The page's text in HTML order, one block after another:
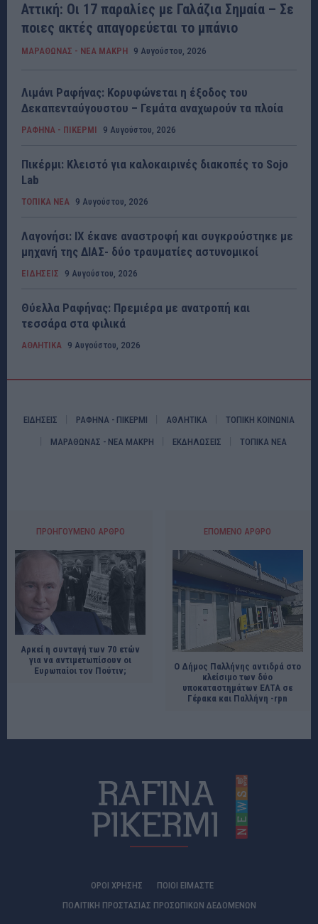
Αττική: Οι 17 παραλίες με Γαλάζια Σημαία – Σε
ποιες ακτές απαγορεύεται το μπάνιο
ΜΑΡΑΘΩΝΑΣ - ΝΕΑ ΜΑΚΡΗ 9 Αυγούστου, 2026
Λιμάνι Ραφήνας: Κορυφώνεται η έξοδος του
Δεκαπενταύγουστου – Γεμάτα αναχωρούν τα πλοία
ΡΑΦΗΝΑ - ΠΙΚΕΡΜΙ 9 Αυγούστου, 2026
Πικέρμι: Κλειστό για καλοκαιρινές διακοπές το Sojo
Lab
ΤΟΠΙΚΑ ΝΕΑ 9 Αυγούστου, 2026
Λαγονήσι: ΙΧ έκανε αναστροφή και συγκρούστηκε με
μηχανή της ΔΙΑΣ- δύο τραυματίες αστυνομικοί
ΕΙΔΗΣΕΙΣ 9 Αυγούστου, 2026
Θύελλα Ραφήνας: Πρεμιέρα με ανατροπή και
τεσσάρα στα φιλικά
ΑΘΛΗΤΙΚΑ 9 Αυγούστου, 2026
ΕΙΔΗΣΕΙΣ ΡΑΦΗΝΑ - ΠΙΚΕΡΜΙ ΑΘΛΗΤΙΚΑ ΤΟΠΙΚΗ ΚΟΙΝΩΝΙΑ
ΜΑΡΑΘΩΝΑΣ - ΝΕΑ ΜΑΚΡΗ ΕΚΔΗΛΩΣΕΙΣ ΤΟΠΙΚΑ ΝΕΑ
ΠΡΟΗΓΟΎΜΕΝΟ ΆΡΘΡΟ
Αρκεί η συνταγή των 70 ετών
για να αντιμετωπίσουν οι
Ευρωπαίοι τον Πούτιν;
ΕΠΌΜΕΝΟ ΆΡΘΡΟ
Ο Δήμος Παλλήνης αντιδρά στο
κλείσιμο των δύο
υποκαταστημάτων ΕΛΤΑ σε
Γέρακα και Παλλήνη -rpn
ΟΡΟΙ ΧΡΗΣΗΣ
ΠΟΙΟΊ ΕΊΜΑΣΤΕ
ΠΟΛΙΤΙΚΗ ΠΡΟΣΤΑΣΙΑΣ ΠΡΟΣΩΠΙΚΩΝ ΔΕΔΟΜΕΝΩΝ